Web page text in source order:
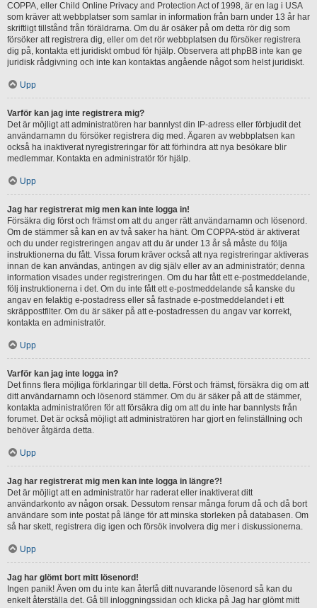
COPPA, eller Child Online Privacy and Protection Act of 1998, är en lag i USA
som kräver att webbplatser som samlar in information från barn under 13 år har
skriftligt tillstånd från föräldrarna. Om du är osäker på om detta rör dig som
försöker att registrera dig, eller om det rör webbplatsen du försöker registrera
dig på, kontakta ett juridiskt ombud för hjälp. Observera att phpBB inte kan ge
juridisk rådgivning och inte kan kontaktas angående något som helst juridiskt.
Upp
Varför kan jag inte registrera mig?
Det är möjligt att administratören har bannlyst din IP-adress eller förbjudit det
användarnamn du försöker registrera dig med. Ägaren av webbplatsen kan
också ha inaktiverat nyregistreringar för att förhindra att nya besökare blir
medlemmar. Kontakta en administratör för hjälp.
Upp
Jag har registrerat mig men kan inte logga in!
Försäkra dig först och främst om att du anger rätt användarnamn och lösenord.
Om de stämmer så kan en av två saker ha hänt. Om COPPA-stöd är aktiverat
och du under registreringen angav att du är under 13 år så måste du följa
instruktionerna du fått. Vissa forum kräver också att nya registreringar aktiveras
innan de kan användas, antingen av dig själv eller av an administratör; denna
information visades under registreringen. Om du har fått ett e-postmeddelande,
följ instruktionerna i det. Om du inte fått ett e-postmeddelande så kanske du
angav en felaktig e-postadress eller så fastnade e-postmeddelandet i ett
skräppostfilter. Om du är säker på att e-postadressen du angav var korrekt,
kontakta en administratör.
Upp
Varför kan jag inte logga in?
Det finns flera möjliga förklaringar till detta. Först och främst, försäkra dig om att
ditt användarnamn och lösenord stämmer. Om du är säker på att de stämmer,
kontakta administratören för att försäkra dig om att du inte har bannlysts från
forumet. Det är också möjligt att administratören har gjort en felinställning och
behöver åtgärda detta.
Upp
Jag har registrerat mig men kan inte logga in längre?!
Det är möjligt att en administratör har raderat eller inaktiverat ditt
användarkonto av någon orsak. Dessutom rensar många forum då och då bort
användare som inte postat på länge för att minska storleken på databasen. Om
så har skett, registrera dig igen och försök involvera dig mer i diskussionerna.
Upp
Jag har glömt bort mitt lösenord!
Ingen panik! Även om du inte kan återfå ditt nuvarande lösenord så kan du
enkelt återställa det. Gå till inloggningssidan och klicka på Jag har glömt mitt